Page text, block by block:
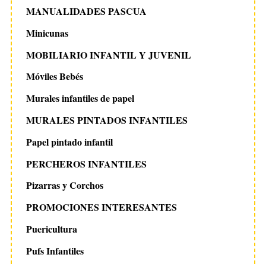
MANUALIDADES PASCUA
Minicunas
MOBILIARIO INFANTIL Y JUVENIL
Móviles Bebés
Murales infantiles de papel
MURALES PINTADOS INFANTILES
Papel pintado infantil
PERCHEROS INFANTILES
Pizarras y Corchos
PROMOCIONES INTERESANTES
Puericultura
Pufs Infantiles